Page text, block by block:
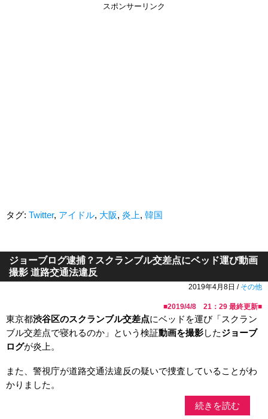
スポンサーリンク
タグ: Twitter, アイドル, 大阪, 炎上, 韓国
ジョーブログ逮捕？スクランブル交差点にベッド運び動画
撮影 道路交通法違反
2019年4月8日 / その他
■2019/4/8 21：29 最終更新■
東京都渋谷区のスクランブル交差点にベッドを運び「スクラン
ブル交差点で寝れるのか」という検証動画を撮影したジョーブ
ログが炎上。
また、警視庁が道路交通法違反の疑いで捜査していることがわ
かりました。
続きを読む